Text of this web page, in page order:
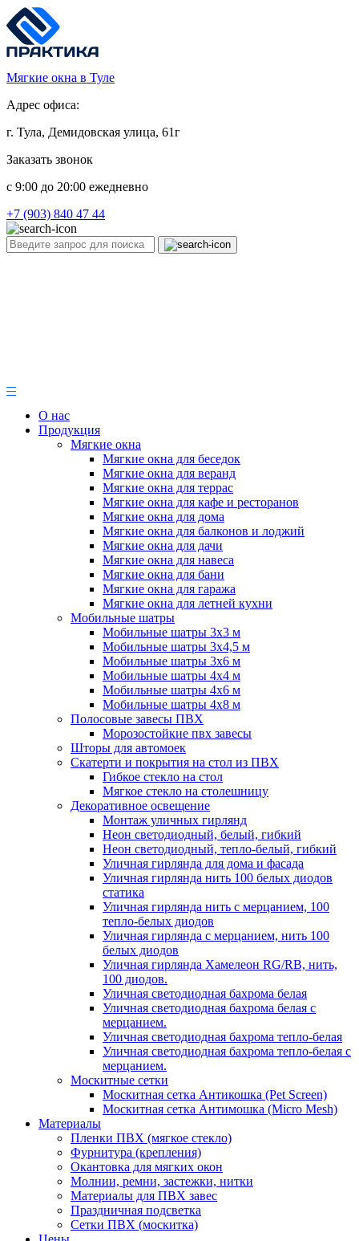
Мягкие окна в Туле
Адрес офиса:
г. Тула, Демидовская улица, 61г
Заказать звонок
c 9:00 до 20:00 ежедневно
+7 (903) 840 47 44
О нас
Продукция
Мягкие окна
Мягкие окна для беседок
Мягкие окна для веранд
Мягкие окна для террас
Мягкие окна для кафе и ресторанов
Мягкие окна для дома
Мягкие окна для балконов и лоджий
Мягкие окна для дачи
Мягкие окна для навеса
Мягкие окна для бани
Мягкие окна для гаража
Мягкие окна для летней кухни
Мобильные шатры
Мобильные шатры 3х3 м
Мобильные шатры 3х4,5 м
Мобильные шатры 3х6 м
Мобильные шатры 4х4 м
Мобильные шатры 4х6 м
Мобильные шатры 4х8 м
Полосовые завесы ПВХ
Морозостойкие пвх завесы
Шторы для автомоек
Скатерти и покрытия на стол из ПВХ
Гибкое стекло на стол
Мягкое стекло на столешницу
Декоративное освещение
Монтаж уличных гирлянд
Неон светодиодный, белый, гибкий
Неон светодиодный, тепло-белый, гибкий
Уличная гирлянда для дома и фасада
Уличная гирлянда нить 100 белых диодов
статика
Уличная гирлянда нить с мерцанием, 100
тепло-белых диодов
Уличная гирлянда с мерцанием, нить 100
белых диодов
Уличная гирлянда Хамелеон RG/RB, нить,
100 диодов.
Уличная светодиодная бахрома белая
Уличная светодиодная бахрома белая с
мерцанием.
Уличная светодиодная бахрома тепло-белая
Уличная светодиодная бахрома тепло-белая с
мерцанием.
Москитные сетки
Москитная сетка Антикошка (Pet Screen)
Москитная сетка Антимошка (Micro Mesh)
Материалы
Пленки ПВХ (мягкое стекло)
Фурнитура (крепления)
Окантовка для мягких окон
Молнии, ремни, застежки, нитки
Материалы для ПВХ завес
Праздничная подсветка
Сетки ПВХ (москитка)